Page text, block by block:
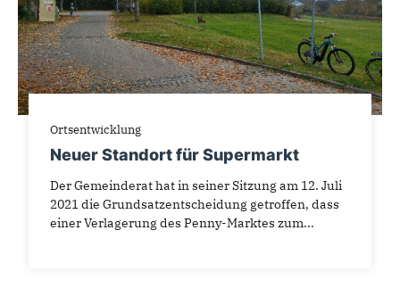
Ortsentwicklung
Neuer Standort für Supermarkt
Der Gemeinderat hat in seiner Sitzung am 12. Juli
2021 die Grundsatzentscheidung getroffen, dass
einer Verlagerung des Penny-Marktes zum...